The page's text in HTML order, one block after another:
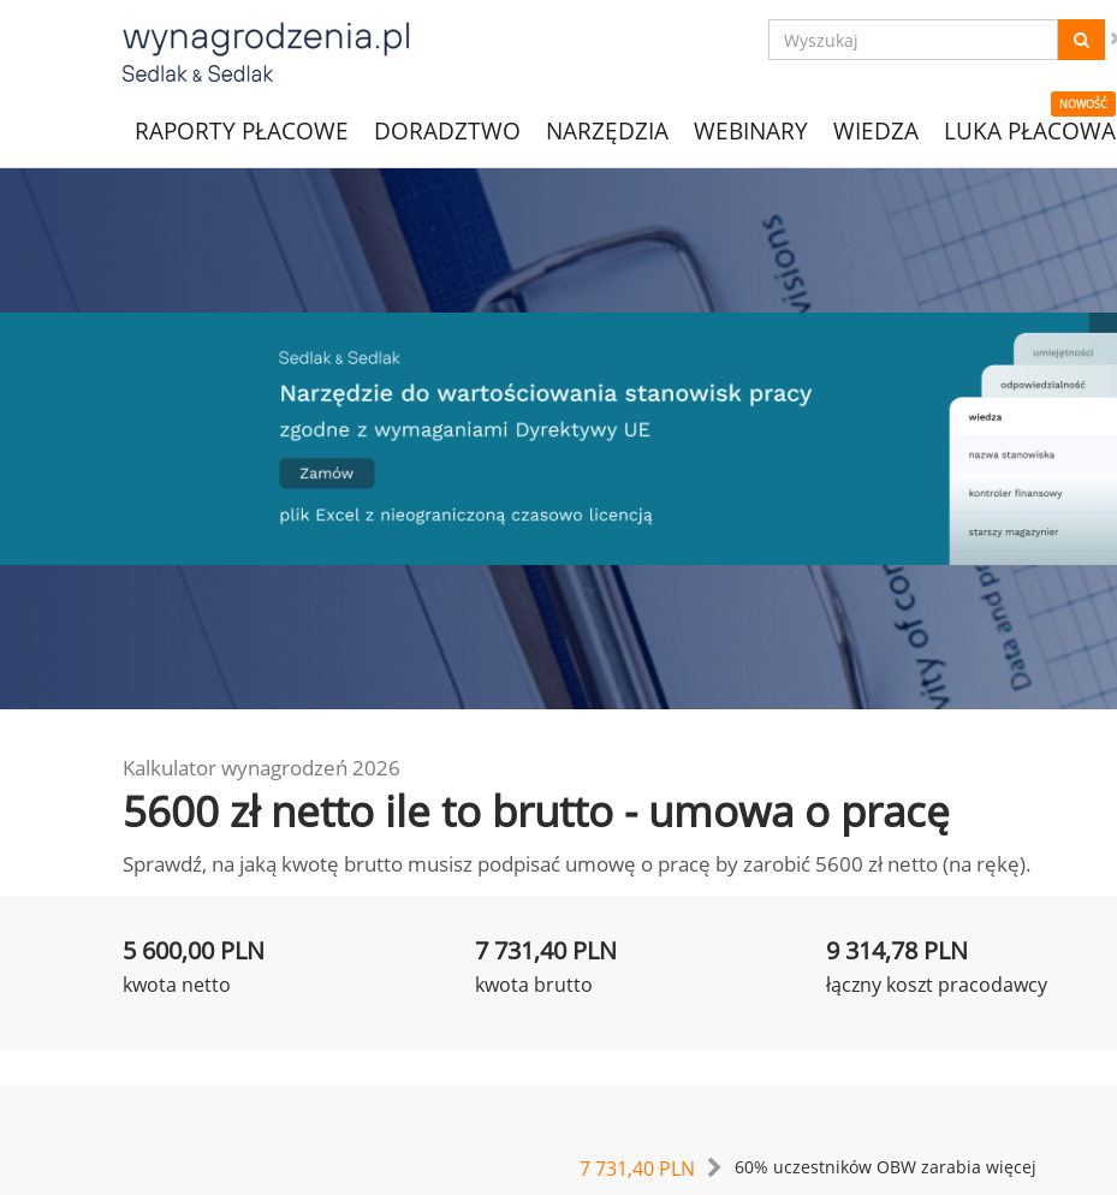
RAPORTY PŁACOWE DORADZTWO NARZĘDZIA WEBINARY WIEDZA
NOWOŚĆ
LUKA PŁACOWA
Kalkulator wynagrodzeń 2026
5600 zł netto ile to brutto - umowa o pracę
Sprawdź, na jaką kwotę brutto musisz podpisać umowę o pracę by zarobić 5600 zł netto (na rękę).
5 600,00 PLN
kwota netto
7 731,40 PLN
kwota brutto
9 314,78 PLN
łączny koszt pracodawcy
7 731,40 PLN 60% uczestników OBW zarabia więcej